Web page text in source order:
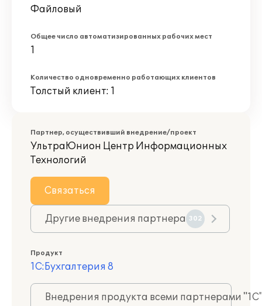
Файловый
Общее число автоматизированных рабочих мест
1
Количество одновременно работающих клиентов
Толстый клиент: 1
Партнер, осуществивший внедрение/проект
УльтраЮнион Центр Информационных
Технологий
Связаться
Другие внедрения партнера 302
Продукт
1С:Бухгалтерия 8
Внедрения продукта всеми партнерами